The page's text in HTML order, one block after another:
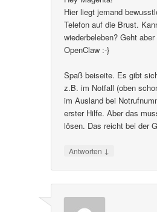
Hier liegt jemand
Telefon auf die Brust.
wiederbeleben? Geht
OpenClaw :-}
Spaß beiseite. Es gibt
z.B. im Notfall (oben
im Ausland bei
erster Hilfe. Aber das
lösen. Das reicht bei der
Antworten ↓